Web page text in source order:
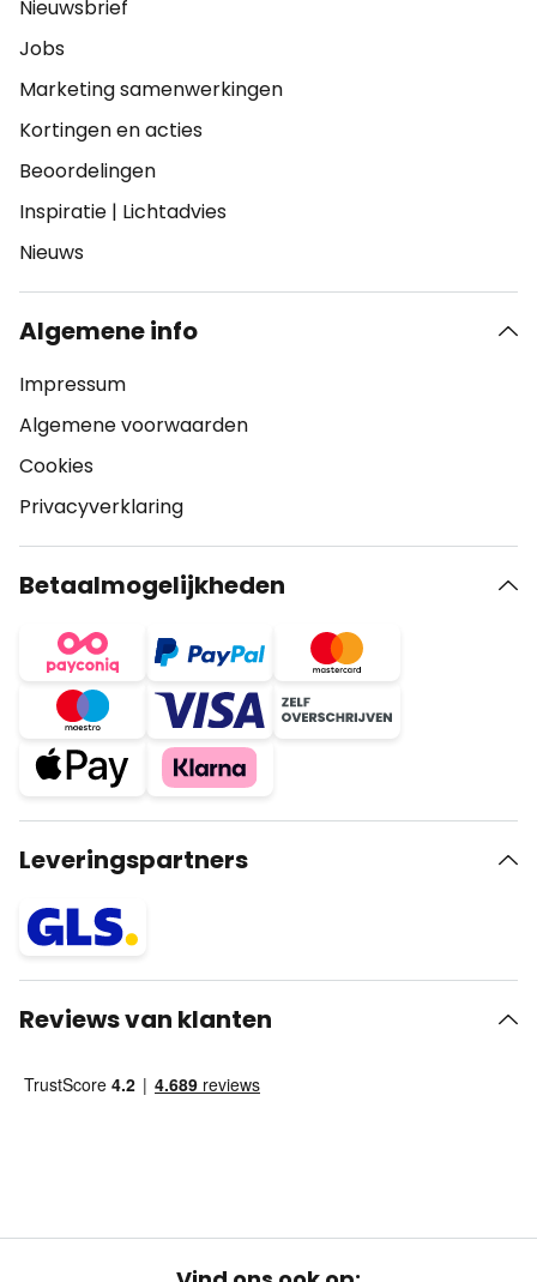
Nieuwsbrief
Jobs
Marketing samenwerkingen
Kortingen en acties
Beoordelingen
Inspiratie | Lichtadvies
Nieuws
Algemene info
Impressum
Algemene voorwaarden
Cookies
Privacyverklaring
Betaalmogelijkheden
Leveringspartners
Reviews van klanten